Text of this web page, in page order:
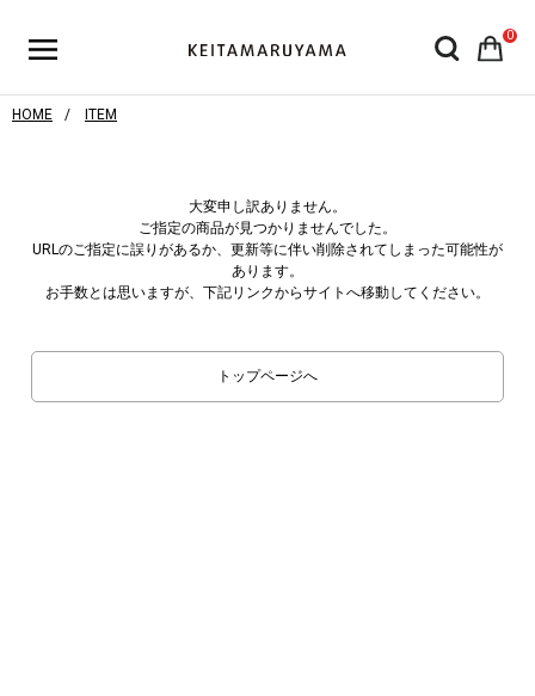
0
HOME ITEM
大変申し訳ありません。
ご指定の商品が見つかりませんでした。
URLのご指定に誤りがあるか、更新等に伴い削除されてしまった可能性が
あります。
お手数とは思いますが、下記リンクからサイトへ移動してください。
トップページへ